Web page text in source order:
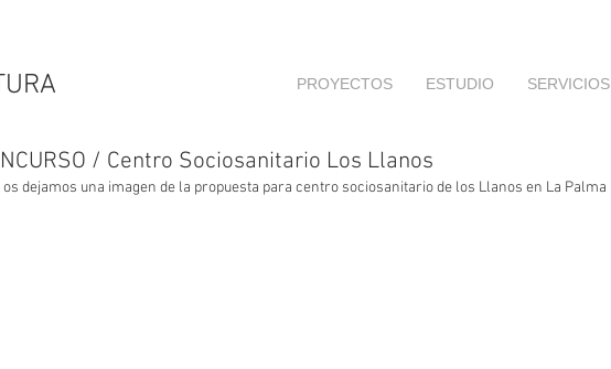
PROYECTOS ESTUDIO SERVICIOS
/ Centro Sociosanitario Los Llanos
os dejamos una imagen de la propuesta para centro sociosanitario de los Llanos en La Palma